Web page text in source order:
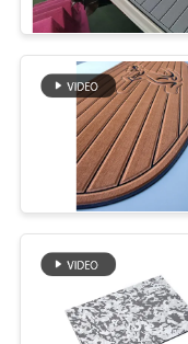
เกี่ยว
ทัวร์
โรงงาน
แผ่นโฟ
แผ่นไ